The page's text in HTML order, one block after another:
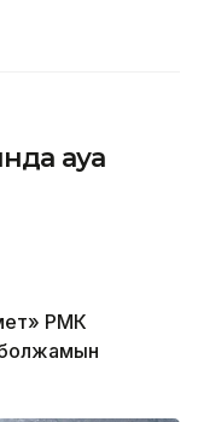
ауа
РМК
болжамын